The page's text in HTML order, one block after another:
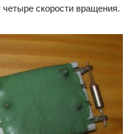
скорости вращения.